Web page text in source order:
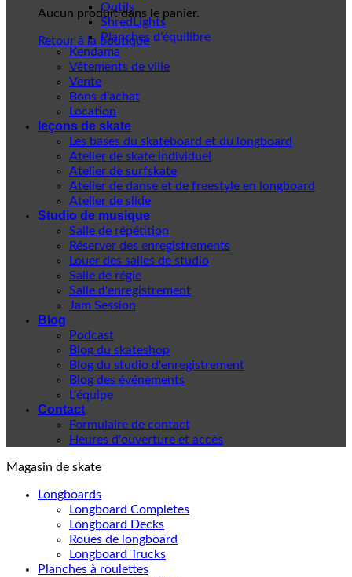
Aucun produit dans le panier.
Retour à la boutique
Outils
ShredLights
Planches d'équilibre
Kendama
Vêtements de ville
Vente
Bons d'achat
Location
leçons de skate
Les bases du skateboard et du longboard
Atelier de skate individuel
Atelier de surfskate
Atelier de danse et de freestyle en longboard
Atelier de slide
Studio de musique
Salle de répétition
Réserver des enregistrements
Louer des salles de studio
Salle de régie
Salle d'enregistrement
Jam Session
Blog
Podcast
Blog du skateshop
Blog du studio d'enregistrement
Blog des événements
L'équipe
Contact
Formulaire de contact
Heures d'ouverture et accès
Magasin de skate
Longboards
Longboard Completes
Longboard Decks
Roues de longboard
Longboard Trucks
Planches à roulettes